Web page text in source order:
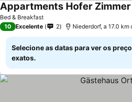
Bed & Breakfast
Appartments Hofer
10 Excelente 2 Niederdorf, a 17.0
Selecione as datas para ver os
exatos.